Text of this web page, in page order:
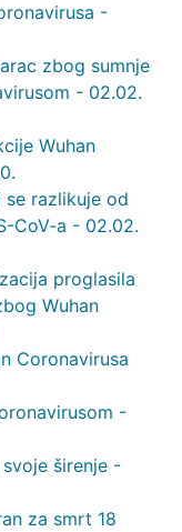
-
zbog sumnje
- 02.02.
Wuhan
se razlikuje od
CoV-a - 02.02.
proglasila
Wuhan
Coronavirusa
-
širenje -
za smrt 18